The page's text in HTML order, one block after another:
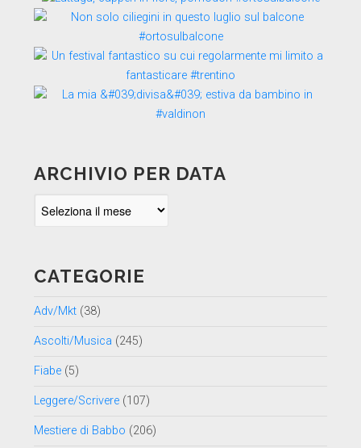
ARCHIVIO PER DATA
CATEGORIE
Adv/Mkt(38)
Ascolti/Musica (245)
Fiabe(5)
Leggere/Scrivere(107)
Mestiere di Babbo (206)